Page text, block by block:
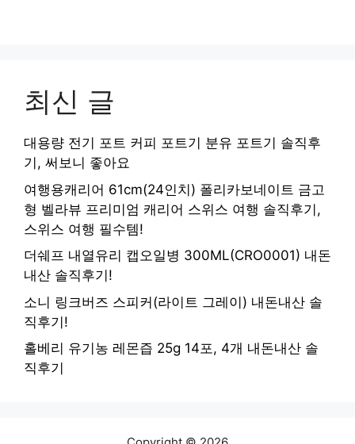
최신 글
대용량 전기 포트 커피 포트기 분유 포트기 솔직후
기, 써보니 좋아요
여행용캐리어 61cm(24인치) 폴리카보네이트 금고
형 벨라뷰 프리미엄 캐리어 스위스 여행 솔직후기,
스위스 여행 필수템!
더쉐프 내열유리 캡오일병 300ML(CRO0001) 내돈
내산 솔직후기!
소니 링크버즈 스피커(라이트 그레이) 내돈내산 솔
직후기!
홀베리 유기농 레몬즙 25g 14포, 4개 내돈내산 솔
직후기